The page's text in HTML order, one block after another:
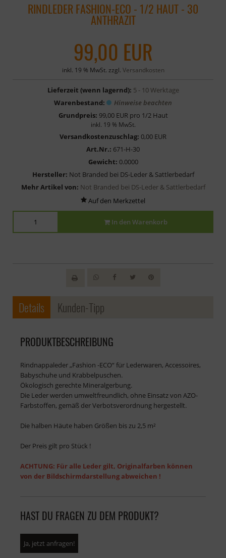
RINDLEDER FASHION-ECO - 1/2 HAUT - 30
ANTHRAZIT
99,00 EUR
inkl. 19 % MwSt. zzgl. Versandkosten
Lieferzeit (wenn lagernd): 5 - 10 Werktage
Warenbestand:
Hinweise beachten
Grundpreis: 99,00 EUR pro 1/2 Haut
inkl. 19 % MwSt.
Versandkostenzuschlag: 0,00 EUR
Art.Nr.: 671-H-30
Gewicht: 0.0000
Hersteller: Not Branded bei DS-Leder & Sattlerbedarf
Mehr Artikel von: Not Branded bei DS-Leder & Sattlerbedarf
In den Warenkorb
Details Kunden-Tipp
PRODUKTBESCHREIBUNG
Rindnappaleder „Fashion -ECO“ für Lederwaren, Accessoires,
Babyschuhe und Krabbelpuschen.
Ökologisch gerechte Mineralgerbung.
Die Leder werden umweltfreundlich, ohne Einsatz von AZO-
Farbstoffen, gemäß der Verbotsverordnung hergestellt.
Die halben Häute haben Größen bis zu 2,5 m²
Der Preis gilt pro Stück !
ACHTUNG: Für alle Leder gilt, Originalfarben können
von der Bildschirmdarstellung abweichen !
HAST DU FRAGEN ZU DEM PRODUKT?
Ja, jetzt anfragen!